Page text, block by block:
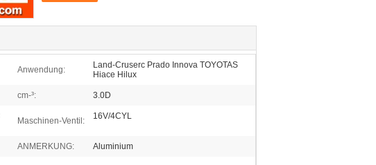
Anwendung:
Land-Cruserc Prado Innova TOYOTAS
Hiace Hilux
cm-³: 3.0D
Maschinen-Ventil: 16V/4CYL
ANMERKUNG: Aluminium